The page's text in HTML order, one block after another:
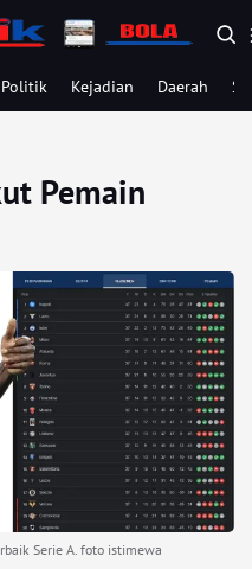
Politik Kejadian Daerah
Pemain
Serie A. foto istimewa